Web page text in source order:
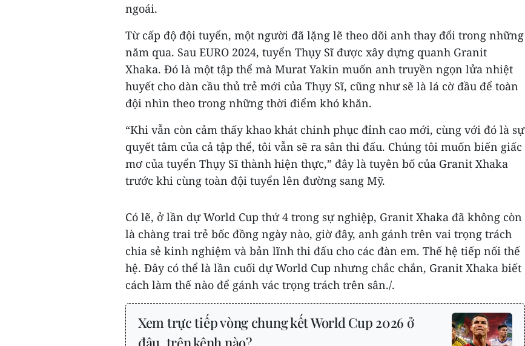
ngoái.
Từ cấp độ đội tuyển, một người đã lặng lẽ theo dõi anh thay đổi trong những
năm qua. Sau EURO 2024, tuyển Thụy Sĩ được xây dựng quanh Granit
Xhaka. Đó là một tập thể mà Murat Yakin muốn anh truyền ngọn lửa nhiệt
huyết cho dàn cầu thủ trẻ mới của Thụy Sĩ, cũng như sẽ là lá cờ đầu để toàn
đội nhìn theo trong những thời điểm khó khăn.
“Khi vẫn còn cảm thấy khao khát chinh phục đỉnh cao mới, cùng với đó là sự
quyết tâm của cả tập thể, tôi vẫn sẽ ra sân thi đấu. Chúng tôi muốn biến giấc
mơ của tuyển Thụy Sĩ thành hiện thực,” đây là tuyên bố của Granit Xhaka
trước khi cùng toàn đội tuyển lên đường sang Mỹ.
Có lẽ, ở lần dự World Cup thứ 4 trong sự nghiệp, Granit Xhaka đã không còn
là chàng trai trẻ bốc đồng ngày nào, giờ đây, anh gánh trên vai trọng trách
chia sẻ kinh nghiệm và bản lĩnh thi đấu cho các đàn em. Thế hệ tiếp nối thế
hệ. Đây có thể là lần cuối dự World Cup nhưng chắc chắn, Granit Xhaka biết
cách làm thế nào để gánh vác trọng trách trên sân./.
Xem trực tiếp vòng chung kết World Cup 2026 ở
đâu, trên kênh nào?